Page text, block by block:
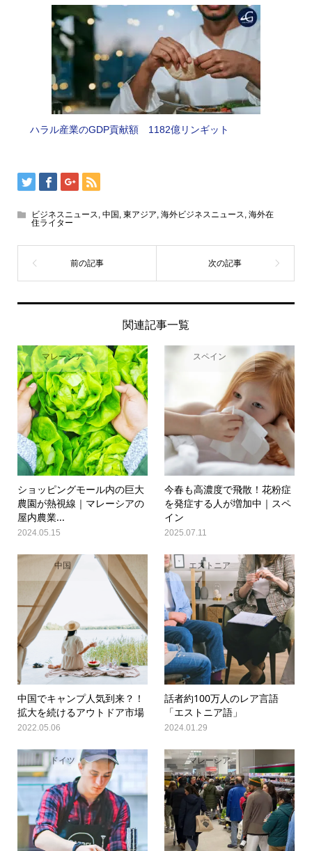
ハラル産業のGDP貢献額 1182億リンギット
ビジネスニュース, 中国 , 東アジア, 海外ビジネスニュース, 海外在
住ライター
関連記事一覧
マレーシア
ショッピングモール内の巨大
農園が熱視線｜マレーシアの
屋内農業...
2024.05.15
スペイン
今春も高濃度で飛散！花粉症
を発症する人が増加中｜スペ
イン
2025.07.11
中国
中国でキャンプ人気到来？！
拡大を続けるアウトドア市場
2022.05.06
エストニア
話者約100万人のレア言語
「エストニア語」
2024.01.29
ドイツ マレーシア